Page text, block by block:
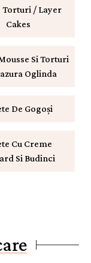
Torturi / Layer
Cakes
Si Torturi
Oglinda
De Gogoși
Cu Creme
Si Budinci